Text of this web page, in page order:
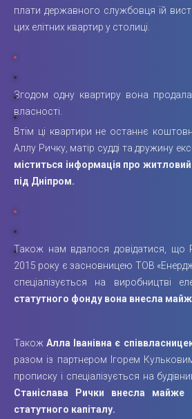
плати державного службовця їй
цих елітних квартир у столиці.
Згодом одну квартиру вона
власності.
Втім ці квартири не останнє
Аллу Ричку, матір судді та дружину
міститься інформація про
під Дніпром.
Також нам вдалося довідатися, що
2015 року є засновницею ТОВ
спеціалізується на виробництві
статутного фонду вона внесла
Також Алла Іванівна є
разом із партнером Ігорем
прописку і спеціалізується на
Станіслава Рички внесла майже
статутного капіталу.